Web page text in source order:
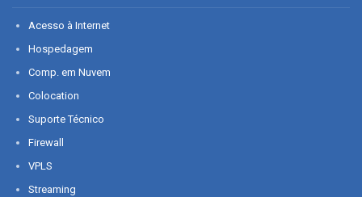
Acesso à Internet
Hospedagem
Comp. em Nuvem
Colocation
Suporte Técnico
Firewall
VPLS
Streaming